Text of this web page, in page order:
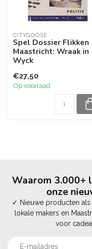
CITYGOOSE
Spel Dossier Flikken
Maastricht: Wraak in
Wyck
€27,50
Op voorraad
Waarom 3.000+
onze
✓ Nieuwe producten
lokale makers en
voor